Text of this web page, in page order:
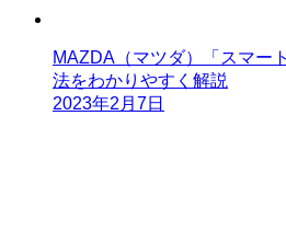
MAZDA（マツダ）「スマー
法をわかりやすく解説
2023年2月7日